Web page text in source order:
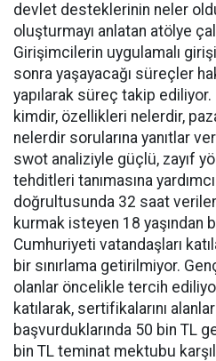
devlet desteklerinin neler
oluşturmayı anlatan atölye
Girişimcilerin uygulamalı
sonra yaşayacağı süreçler
yapılarak süreç takip
kimdir, özellikleri nelerdir,
nelerdir sorularına yanıtlar
swot analiziyle güçlü, zayıf
tehditleri tanımasına
doğrultusunda 32 saat
kurmak isteyen 18 yaşından
Cumhuriyeti vatandaşları
bir sınırlama getirilmiyor.
olanlar öncelikle tercih
katılarak, sertifikalarını
başvurduklarında 50 bin TL
bin TL teminat mektubu